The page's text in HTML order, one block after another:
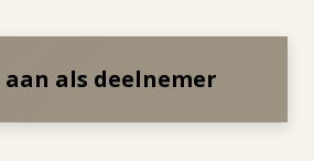
aan als deelnemer